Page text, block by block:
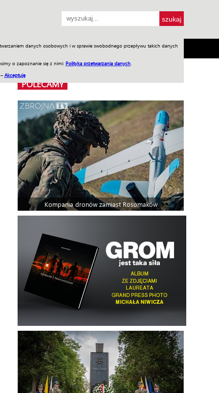
danych osobowych i w sprawie swobodnego przepływu takich danych
o zapoznanie się z nimi: Polityka przetwarzania danych
Akceptuję
SKLEP Jednodniówki Praca w WIW
POLECAMY
Kompania dronów zamiast Rosomaków